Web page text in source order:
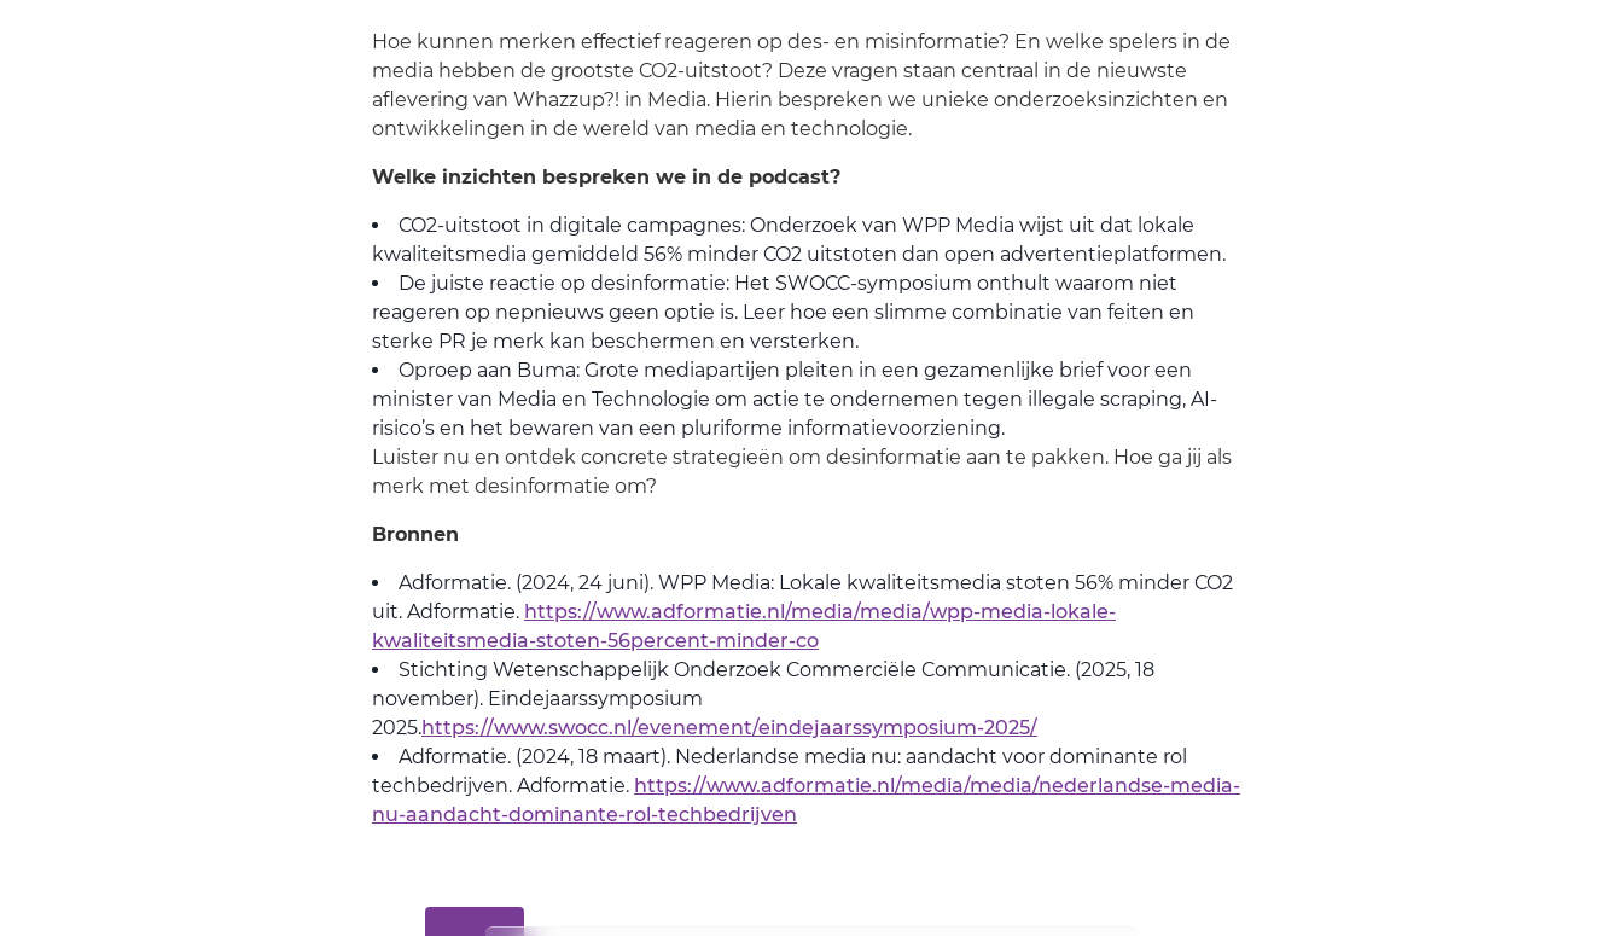
Hoe kunnen merken effectief reageren op des- en misinformatie? En welke spelers in de
media hebben de grootste CO2-uitstoot? Deze vragen staan centraal in de nieuwste
aflevering van Whazzup?! in Media. Hierin bespreken we unieke onderzoeksinzichten en
ontwikkelingen in de wereld van media en technologie.
Welke inzichten bespreken we in de podcast?
CO2-uitstoot in digitale campagnes: Onderzoek van WPP Media wijst uit dat lokale
kwaliteitsmedia gemiddeld 56% minder CO2 uitstoten dan open advertentieplatformen.
De juiste reactie op desinformatie: Het SWOCC-symposium onthult waarom niet
reageren op nepnieuws geen optie is. Leer hoe een slimme combinatie van feiten en
sterke PR je merk kan beschermen en versterken.
Oproep aan Buma: Grote mediapartijen pleiten in een gezamenlijke brief voor een
minister van Media en Technologie om actie te ondernemen tegen illegale scraping, AI-
risico’s en het bewaren van een pluriforme informatievoorziening.
Luister nu en ontdek concrete strategieën om desinformatie aan te pakken. Hoe ga jij als
merk met desinformatie om?
Bronnen
Adformatie. (2024, 24 juni). WPP Media: Lokale kwaliteitsmedia stoten 56% minder CO2
uit. Adformatie. https://www.adformatie.nl/media/media/wpp-media-lokale-
kwaliteitsmedia-stoten-56percent-minder-co
Stichting Wetenschappelijk Onderzoek Commerciële Communicatie. (2025, 18
november). Eindejaarssymposium
2025.https://www.swocc.nl/evenement/eindejaarssymposium-2025/
Adformatie. (2024, 18 maart). Nederlandse media nu: aandacht voor dominante rol
techbedrijven. Adformatie. https://www.adformatie.nl/media/media/nederlandse-media-
nu-aandacht-dominante-rol-techbedrijven